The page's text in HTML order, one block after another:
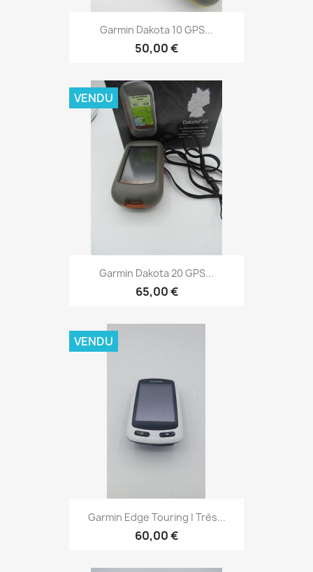
Aperçu rapide
Garmin Dakota 10 GPS...
50,00 €
Aperçu rapide
Garmin Dakota 20 GPS...
65,00 €
VENDU
Aperçu rapide
Garmin Edge Touring | Très...
60,00 €
VENDU